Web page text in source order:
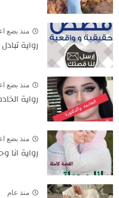
منذ بضع
رواية
منذ بضع
رواية
منذ بضع
رواية انا
منذ عام